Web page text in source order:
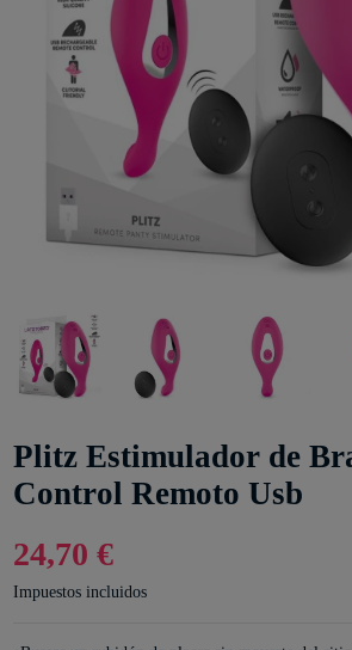
Plitz Estimulador de
Control Remoto Usb
24,70 €
Impuestos incluidos